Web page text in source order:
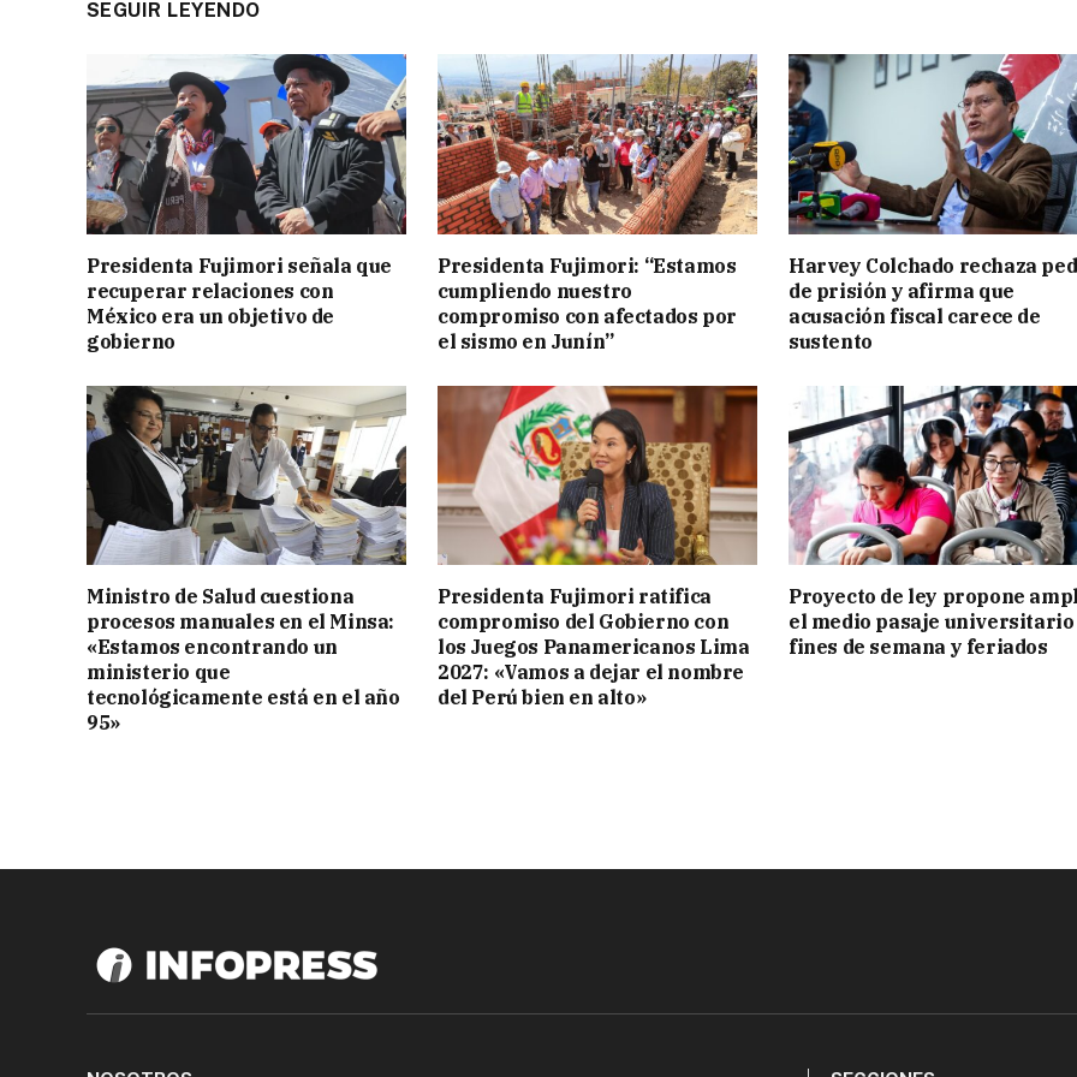
SEGUIR LEYENDO
Presidenta Fujimori señala que
recuperar relaciones con
México era un objetivo de
gobierno
Presidenta Fujimori: “Estamos
cumpliendo nuestro
compromiso con afectados por
el sismo en Junín”
Harvey Colchado rechaza
de prisión y afirma que
acusación fiscal carece de
sustento
Ministro de Salud cuestiona
procesos manuales en el Minsa:
«Estamos encontrando un
ministerio que
tecnológicamente está en el año
95»
Presidenta Fujimori ratifica
compromiso del Gobierno con
los Juegos Panamericanos Lima
2027: «Vamos a dejar el nombre
del Perú bien en alto»
Proyecto de ley propone
el medio pasaje universitario
fines de semana y feriados